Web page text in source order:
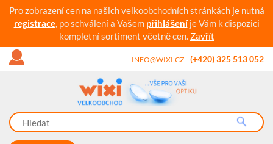
Pro zobrazení cen na našich velkoobchodních stránkách je nutná
registrace, po schválení a Vašem přihlášeníje Vám k dispozici
kompletní sortiment včetně cen. Zavřít
INFO@WIXI.CZ (+420) 325 513 052